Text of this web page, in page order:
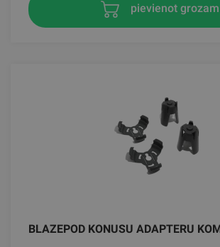
pievienot grozam
BLAZEPOD KONUSU ADAPTERU